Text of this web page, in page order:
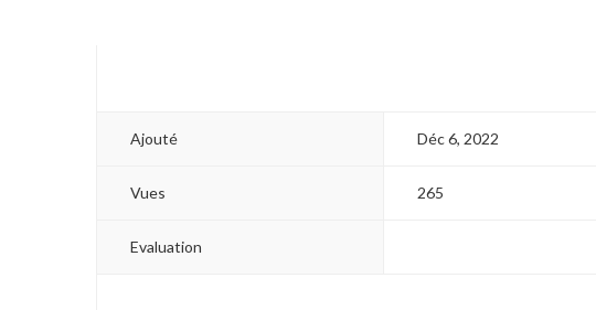
Ajouté Déc 6, 2022
Vues 265
Evaluation